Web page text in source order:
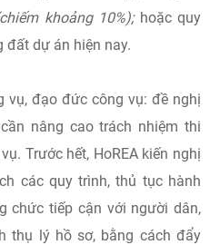
khoảng 10%);hoặc quy
đất dự án hiện nay.
vụ, đạo đức công vụ: đề nghị
nâng cao trách nhiệm thi
Trước hết, HoREA kiến nghị
các quy trình, thủ tục hành
chức tiếp cận với người dân,
thụ lý hồ sơ, bằng cách đẩy